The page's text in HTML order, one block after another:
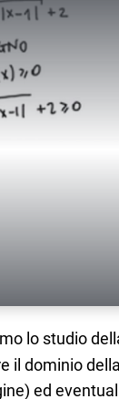
lo studio
il dominio
ed